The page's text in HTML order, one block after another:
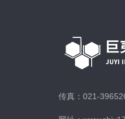
传真：021-